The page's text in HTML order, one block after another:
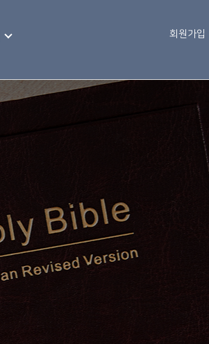
회원가입